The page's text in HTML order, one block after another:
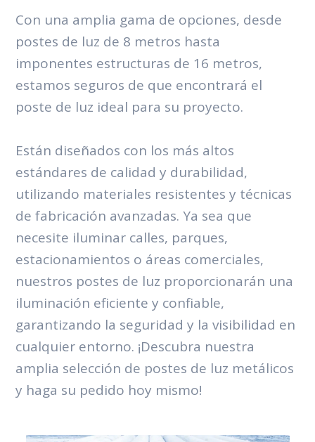
Con una amplia gama de opciones, desde
postes de luz de 8 metros hasta
imponentes estructuras de 16 metros,
estamos seguros de que encontrará el
poste de luz ideal para su proyecto.
Están diseñados con los más altos
estándares de calidad y durabilidad,
utilizando materiales resistentes y técnicas
de fabricación avanzadas. Ya sea que
necesite iluminar calles, parques,
estacionamientos o áreas comerciales,
nuestros postes de luz proporcionarán una
iluminación eficiente y confiable,
garantizando la seguridad y la visibilidad en
cualquier entorno. ¡Descubra nuestra
amplia selección de postes de luz metálicos
y haga su pedido hoy mismo!